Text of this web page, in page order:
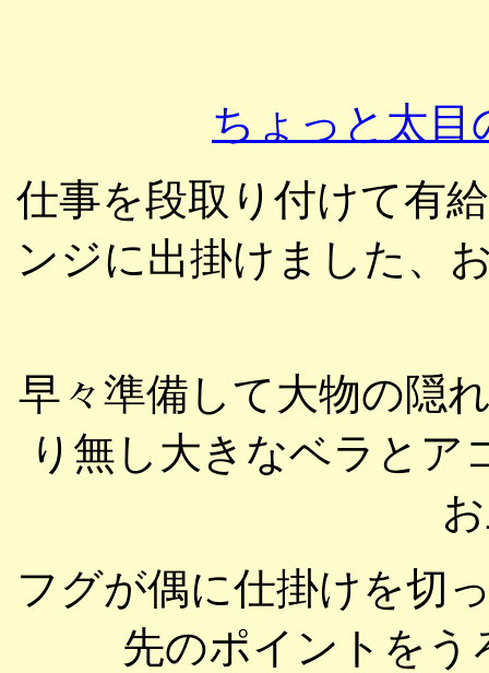
ちょっと太
仕事を段取り付けて有
ンジに出掛けました、
早々準備して大物の隠
り無し大きなベラとア
フグが偶に仕掛けを切
先のポイントをう